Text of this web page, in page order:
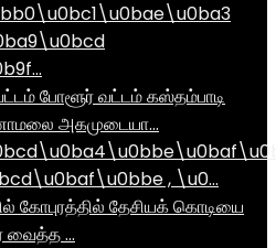
போளூர் வட்டம் கஸ்தம்பாடி
அகமுடையா…
, \u0…
கோபுரத்தில் தேசியக் கொடியை
வைத்த …